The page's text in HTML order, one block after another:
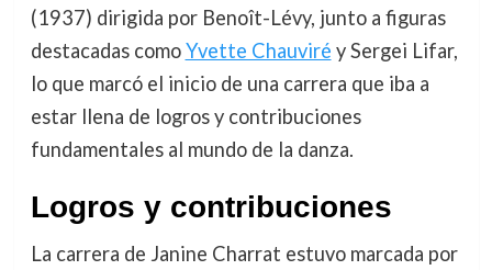
(1937) dirigida por Benoît-Lévy, junto a figuras
destacadas comoYvette Chauviré y Sergei Lifar,
lo que marcó el inicio de una carrera que iba a
estar llena de logros y contribuciones
fundamentales al mundo de la danza.
Logros y contribuciones
La carrera de Janine Charrat estuvo marcada por